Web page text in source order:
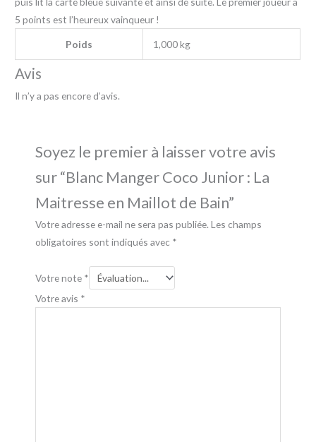
5 points est l’heureux vainqueur !
Poids 1,000 kg
Avis
Il n’y a pas encore d’avis.
Soyez le premier à laisser votre avis
sur “Blanc Manger Coco Junior : La
Maitresse en Maillot de Bain”
Votre adresse e-mail ne sera pas publiée. Les champs
obligatoires sont indiqués avec *
Votre note *
Votre avis *